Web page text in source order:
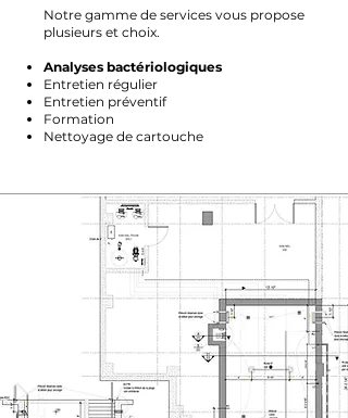
Notre gamme de services vous propose
plusieurs et choix.
Analyses bactériologiques
Entretien régulier
Entretien préventif
Formation
Nettoyage de cartouche